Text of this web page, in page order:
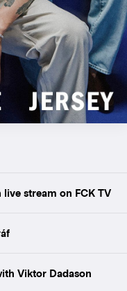
live stream on FCK TV
Viktor Dadason